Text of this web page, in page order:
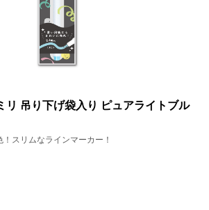
リ 吊り下げ袋入り ピュアライトブル
スリムなラインマーカー！